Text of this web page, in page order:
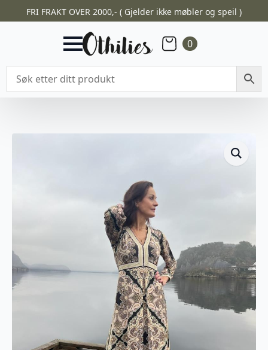
FRI FRAKT OVER 2000,- ( Gjelder ikke møbler og speil )
0